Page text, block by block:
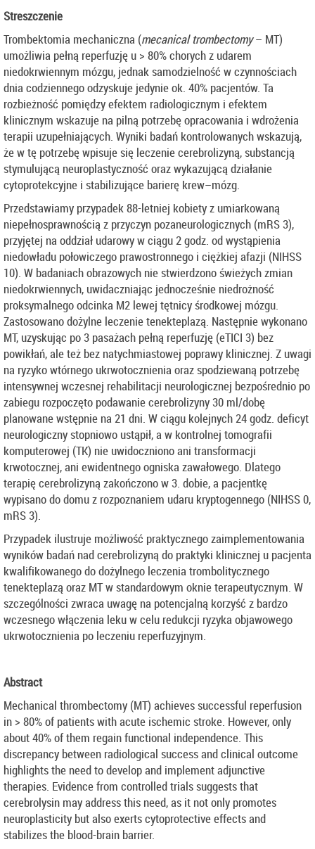
Streszczenie
Trombektomia mechaniczna (mecanical trombectomy– MT)
umożliwia pełną reperfuzję u > 80% chorych z udarem
niedokrwiennym mózgu, jednak samodzielność w czynnościach
dnia codziennego odzyskuje jedynie ok. 40% pacjentów. Ta
rozbieżność pomiędzy efektem radiologicznym i efektem
klinicznym wskazuje na pilną potrzebę opracowania i wdrożenia
terapii uzupełniających. Wyniki badań kontrolowanych wskazują,
że w tę potrzebę wpisuje się leczenie cerebrolizyną, substancją
stymulującą neuroplastyczność oraz wykazującą działanie
cytoprotekcyjne i stabilizujące barierę krew–mózg.
Przedstawiamy przypadek 88-letniej kobiety z umiarkowaną
niepełnosprawnością z przyczyn pozaneurologicznych (mRS 3),
przyjętej na oddział udarowy w ciągu 2 godz. od wystąpienia
niedowładu połowiczego prawostronnego i ciężkiej afazji (NIHSS
10). W badaniach obrazowych nie stwierdzono świeżych zmian
niedokrwiennych, uwidaczniając jednocześnie niedrożność
proksymalnego odcinka M2 lewej tętnicy środkowej mózgu.
Zastosowano dożylne leczenie tenekteplazą. Następnie wykonano
MT, uzyskując po 3 pasażach pełną reperfuzję (eTICI 3) bez
powikłań, ale też bez natychmiastowej poprawy klinicznej. Z uwagi
na ryzyko wtórnego ukrwotocznienia oraz spodziewaną potrzebę
intensywnej wczesnej rehabilitacji neurologicznej bezpośrednio po
zabiegu rozpoczęto podawanie cerebrolizyny 30 ml/dobę
planowane wstępnie na 21 dni. W ciągu kolejnych 24 godz. deficyt
neurologiczny stopniowo ustąpił, a w kontrolnej tomografii
komputerowej (TK) nie uwidoczniono ani transformacji
krwotocznej, ani ewidentnego ogniska zawałowego. Dlatego
terapię cerebrolizyną zakończono w 3. dobie, a pacjentkę
wypisano do domu z rozpoznaniem udaru kryptogennego (NIHSS 0,
mRS 3).
Przypadek ilustruje możliwość praktycznego zaimplementowania
wyników badań nad cerebrolizyną do praktyki klinicznej u pacjenta
kwalifikowanego do dożylnego leczenia trombolitycznego
tenekteplazą oraz MT w standardowym oknie terapeutycznym. W
szczególności zwraca uwagę na potencjalną korzyść z bardzo
wczesnego włączenia leku w celu redukcji ryzyka objawowego
ukrwotocznienia po leczeniu reperfuzyjnym.
Abstract
Mechanical thrombectomy (MT) achieves successful reperfusion
in > 80% of patients with acute ischemic stroke. However, only
about 40% of them regain functional independence. This
discrepancy between radiological success and clinical outcome
highlights the need to develop and implement adjunctive
therapies. Evidence from controlled trials suggests that
cerebrolysin may address this need, as it not only promotes
neuroplasticity but also exerts cytoprotective effects and
stabilizes the blood-brain barrier.